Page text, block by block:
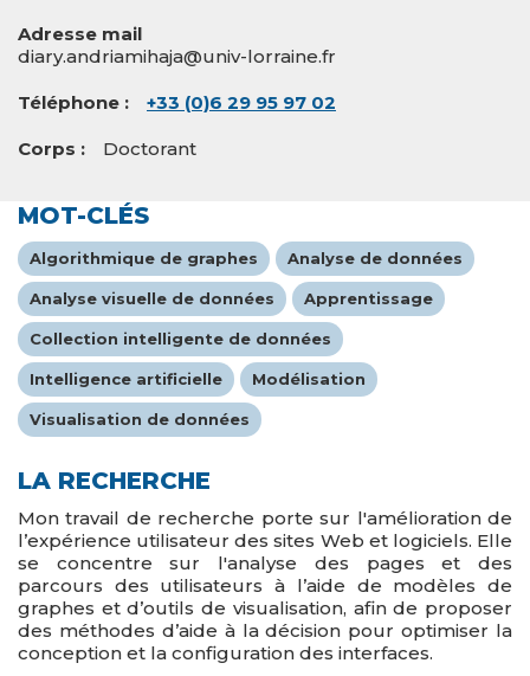
Adresse mail
diary.andriamihaja@univ-lorraine.fr
Téléphone +33 (0)6 29 95 97 02
Corps Doctorant
MOT-CLÉS
Algorithmique de graphes Analyse de données
Analyse visuelle de données Apprentissage
Collection intelligente de données
Intelligence artificielle Modélisation
Visualisation de données
LA RECHERCHE
Mon travail de recherche porte sur l'amélioration de
l’expérience utilisateur des sites Web et logiciels. Elle
se concentre sur l'analyse des pages et des
parcours des utilisateurs à l’aide de modèles de
graphes et d’outils de visualisation, afin de proposer
des méthodes d’aide à la décision pour optimiser la
conception et la configuration des interfaces.